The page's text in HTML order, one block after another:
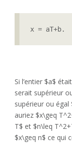
x = aT+b.
Si l’entier $a$
serait supérieur
supérieur ou
auriez $x\geq
T$ et $n\leq
$x\geq n$ ce qui